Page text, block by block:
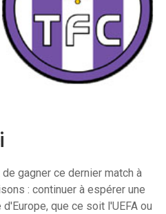
gagner ce dernier match à
: continuer à espérer une
que ce soit l'UEFA ou